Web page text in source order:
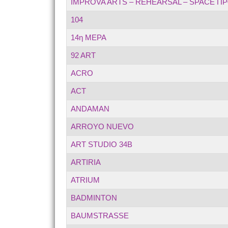
IMPROVA ARTS – REHEARSAL –
104
14η ΜΕΡΑ
92 ART
ACRO
ACT
ANDAMAN
ARROYO NUEVO
ART STUDIO 34B
ARTIRIA
ATRIUM
BADMINTON
BAUMSTRASSE